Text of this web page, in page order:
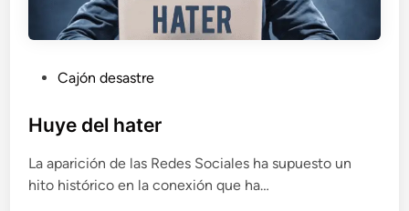
b
i
c
Cajón desastre
Huye del hater
La aparición de las Redes Sociales ha supuesto un
hito histórico en la conexión que ha…